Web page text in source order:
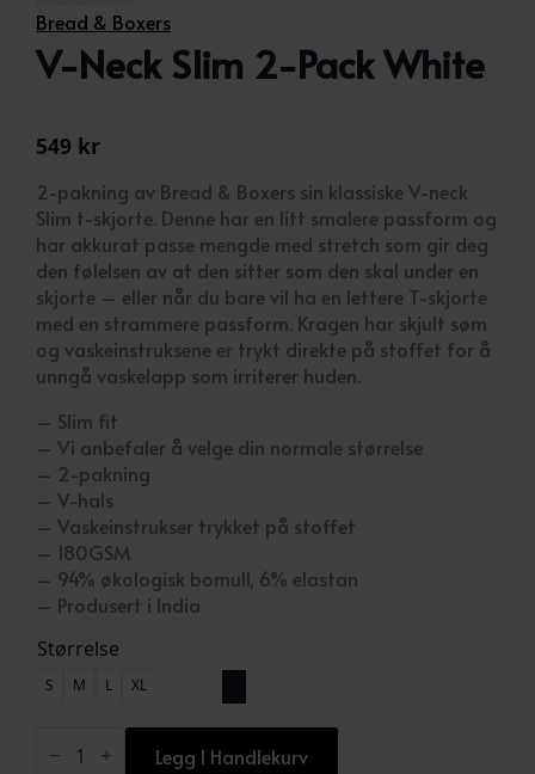
Bread & Boxers
V-Neck Slim 2-Pack White
549 kr
2-pakning av Bread & Boxers sin klassiske V-neck
Slim t-skjorte. Denne har en litt smalere passform og
har akkurat passe mengde med stretch som gir deg
den følelsen av at den sitter som den skal under en
skjorte – eller når du bare vil ha en lettere T-skjorte
med en strammere passform. Kragen har skjult søm
og vaskeinstruksene er trykt direkte på stoffet for å
unngå vaskelapp som irriterer huden.
– Slim fit
– Vi anbefaler å velge din normale størrelse
– 2-pakning
– V-hals
– Vaskeinstrukser trykket på stoffet
– 180GSM
– 94% økologisk bomull, 6% elastan
– Produsert i India
Størrelse
S M L XL
Neck Legg I Handlekurv